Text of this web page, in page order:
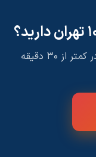
دارید؟
یک تماس کافی است — متخصص ما در کمتر از ۳۰ دقیقه